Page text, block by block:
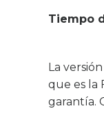
Tiempo
La
que es la
garantía.